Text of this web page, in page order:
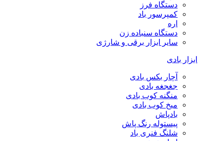
دستگاه فرز
کمپرسور باد
اره
دستگاه سنباده زن
سایر ابزار برقی و شارژی
ابزار بادی
آچار بکس بادی
جغجغه بادی
منگنه کوب بادی
میخ کوب بادی
بادپاش
پیستوله رنگ پاش
شلنگ فنری باد